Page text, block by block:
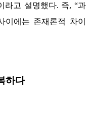
라고 설명했다. 즉, “과
이에는 존재론적 차이
하다